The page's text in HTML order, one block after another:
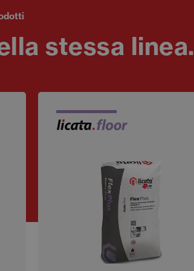
stessa linea.